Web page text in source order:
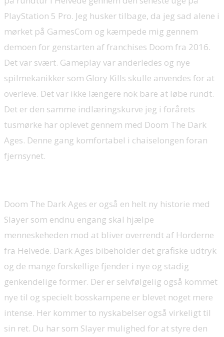
PlayStation 5 Pro. Jeg husker tilbage, da jeg sad alene i
mørket på GamesCom og kæmpede mig gennem
demoen for genstarten af franchises Doom fra 2016.
Det var svært. Gameplay var anderledes og nye
spilmekanikker som Glory Kills skulle anvendes for at
overleve. Det var ikke længere nok bare at løbe rundt.
Det er den samme indlæringskurve jeg i forårets
tusmørke har oplevet gennem med Doom The Dark
Ages. Denne gang komfortabel i chaiselongen foran
fjernsynet.
Doom The Dark Ages er også en helt ny historie med
Slayer som endnu engang skal hjælpe
menneskeheden mod at bliver overrendt af Horderne
fra Helvede. Dark Ages bibeholder det grafiske udtryk
og de mange forskellige fjender i nye og stadig
genkendelige former. Der er selvfølgelig også kommet
nye til og specielt bosskampene er blevet noget mere
intense. Her kommer to nyskabelser også virkeligt til
sin ret. Du har som Slayer mulighed for at styre den